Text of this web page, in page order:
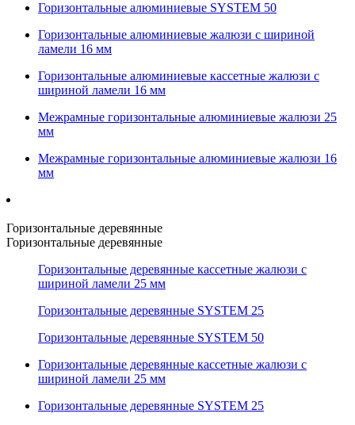
Горизонтальные алюминиевые SYSTEM 50
Горизонтальные алюминиевые жалюзи с шириной
ламели 16 мм
Горизонтальные алюминиевые кассетные жалюзи с
шириной ламели 16 мм
Межрамные горизонтальные алюминиевые жалюзи 25
мм
Межрамные горизонтальные алюминиевые жалюзи 16
мм
Горизонтальные деревянные
Горизонтальные деревянные
Горизонтальные деревянные кассетные жалюзи с
шириной ламели 25 мм
Горизонтальные деревянные SYSTEM 25
Горизонтальные деревянные SYSTEM 50
Горизонтальные деревянные кассетные жалюзи с
шириной ламели 25 мм
Горизонтальные деревянные SYSTEM 25